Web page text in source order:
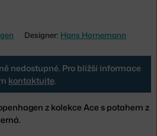
Designer: Hans Hornemann
nedostupné. Pro bližší informace
kontaktujte.
z kolekce Ace s potahem z